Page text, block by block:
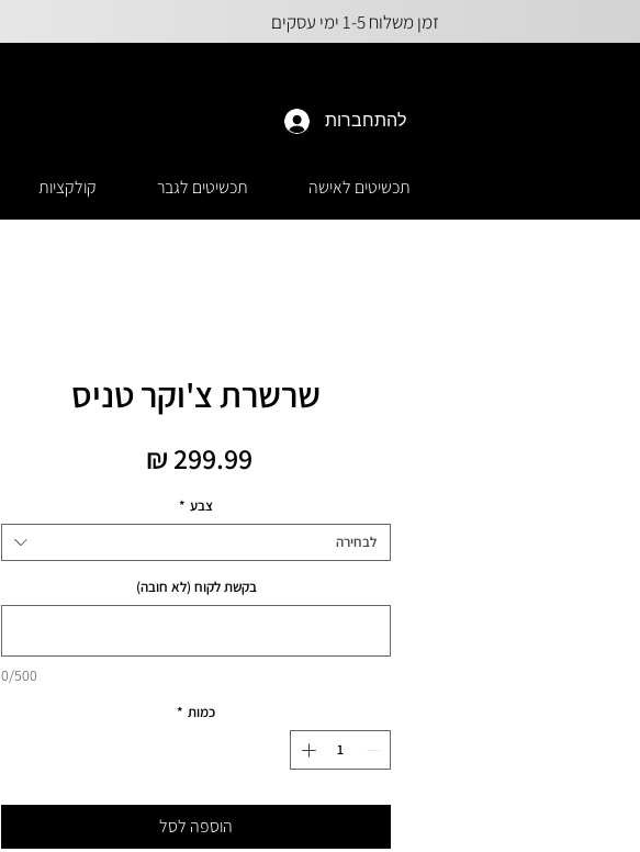
זמן משלוח 1-5 ימי עסקים
להתחברות
תכשיטים לאישה תכשיטים לגבר קולקציות
שרשרת צ'וקר טניס
צבע *
לבחירה
בקשת לקוח (לא חובה)
0/500
כמות *
הוספה לסל